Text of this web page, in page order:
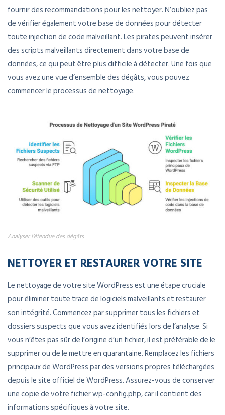
fournir des recommandations pour les nettoyer. N’oubliez pas
de vérifier également votre base de données pour détecter
toute injection de code malveillant. Les pirates peuvent insérer
des scripts malveillants directement dans votre base de
données, ce qui peut être plus difficile à détecter. Une fois que
vous avez une vue d’ensemble des dégâts, vous pouvez
commencer le processus de nettoyage.
Analyser l’étendue des dégâts
NETTOYER ET RESTAURER VOTRE SITE
Le nettoyage de votre site WordPress est une étape cruciale
pour éliminer toute trace de logiciels malveillants et restaurer
son intégrité. Commencez par supprimer tous les fichiers et
dossiers suspects que vous avez identifiés lors de l’analyse. Si
vous n’êtes pas sûr de l’origine d’un fichier, il est préférable de le
supprimer ou de le mettre en quarantaine. Remplacez les fichiers
principaux de WordPress par des versions propres téléchargées
depuis le site officiel de WordPress. Assurez-vous de conserver
une copie de votre fichier wp-config.php, car il contient des
informations spécifiques à votre site.